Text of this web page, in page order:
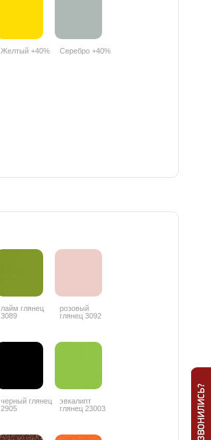
Желтый +40% Серебро +40%
лайм глянец
3089
розовый
глянец 3092
черный глянец
2905
эвкалипт
глянец 23003